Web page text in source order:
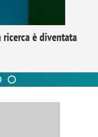
ricerca è diventata